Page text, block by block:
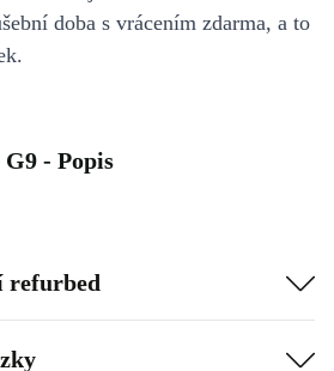
doba s vrácením zdarma, a to
- Popis
refurbed